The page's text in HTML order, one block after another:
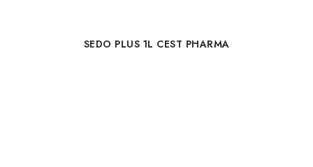
SEDO PLUS 1L CEST PHARMA